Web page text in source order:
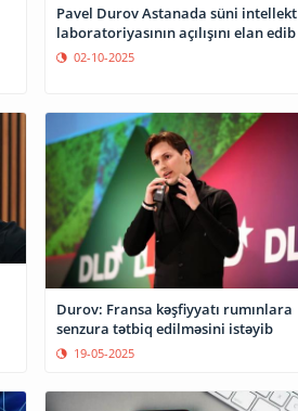
Pavel Durov Astanada süni intellekt
laboratoriyasının açılışını elan edib
02-10-2025
Durov: Fransa kəşfiyyatı rumınlara
senzura tətbiq edilməsini istəyib
19-05-2025